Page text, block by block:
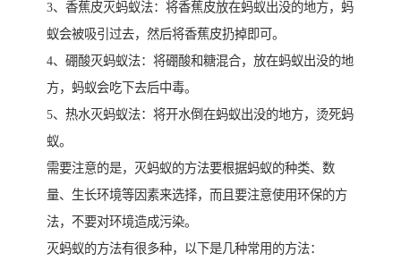
3、香蕉皮灭蚂蚁法：将香蕉皮放在蚂蚁出没的地方，蚂
蚁会被吸引过去，然后将香蕉皮扔掉即可。
4、硼酸灭蚂蚁法：将硼酸和糖混合，放在蚂蚁出没的地
方，蚂蚁会吃下去后中毒。
5、热水灭蚂蚁法：将开水倒在蚂蚁出没的地方，烫死蚂
蚁。
需要注意的是，灭蚂蚁的方法要根据蚂蚁的种类、数
量、生长环境等因素来选择，而且要注意使用环保的方
法，不要对环境造成污染。
灭蚂蚁的方法有很多种，以下是几种常用的方法：